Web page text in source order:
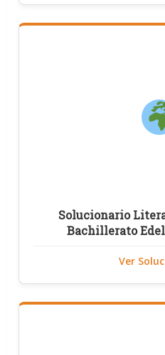
Solucionario
Bachillerato
Ver